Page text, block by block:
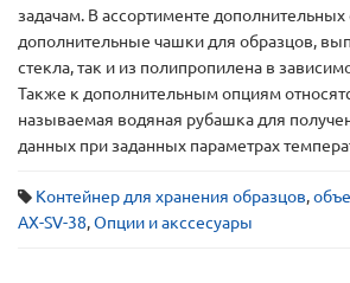
задачам. В ассортименте дополнительных
дополнительные чашки для образцов,
стекла, так и из полипропилена в
Также к дополнительным опциям
называемая водяная рубашка для
данных при заданных параметрах
Контейнер для хранения образцов,
AX-SV-38,Опции и акссесуары